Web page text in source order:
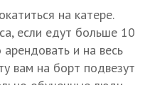
на катере.
если едут больше 10
и на весь
вам на борт подвезут